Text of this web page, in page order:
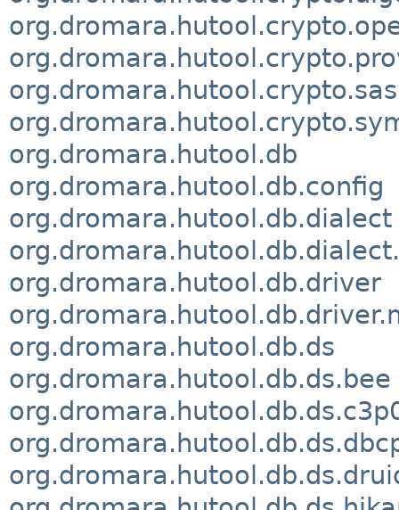
org.dromara.hutool.db
org.dromara.hutool.db.config
org.dromara.hutool.db.dialect
org.dromara.hutool.db.driver
org.dromara.hutool.db.ds
org.dromara.hutool.db.ds.bee